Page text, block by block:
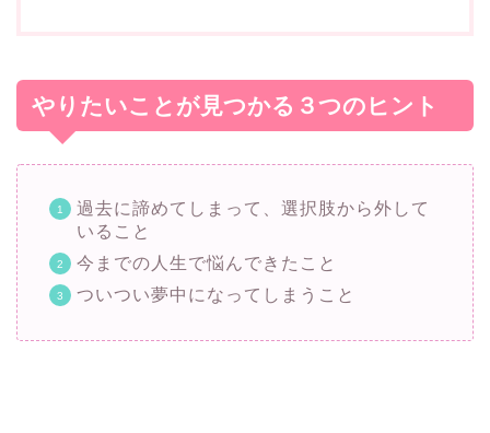
やりたいことが見つかる３つのヒント
過去に諦めてしまって、選択肢から外して
いること
今までの人生で悩んできたこと
ついつい夢中になってしまうこと